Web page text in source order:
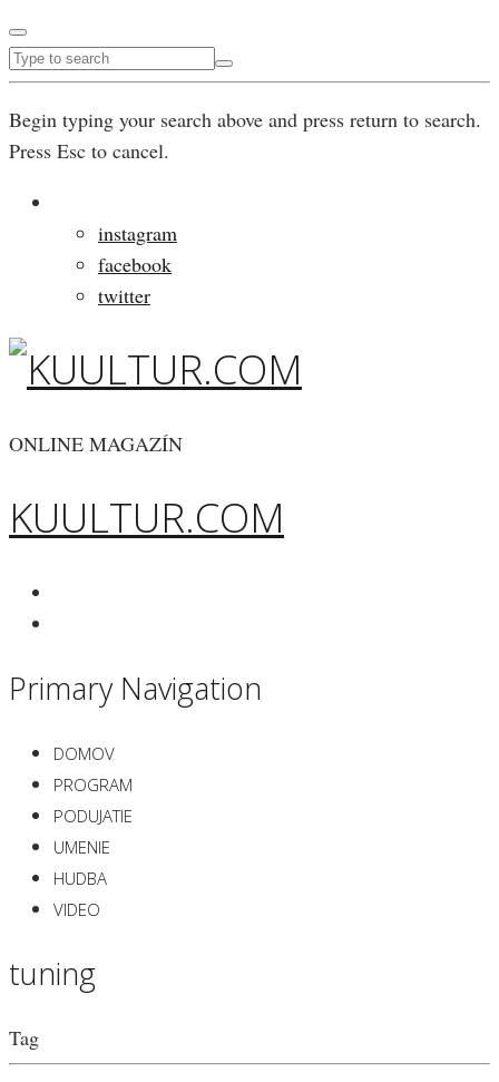
Begin typing your search above and press return to search.
Press Esc to cancel.
instagram
facebook
twitter
ONLINE MAGAZÍN
KUULTUR.COM
Primary Navigation
DOMOV
PROGRAM
PODUJATIE
UMENIE
HUDBA
VIDEO
tuning
Tag